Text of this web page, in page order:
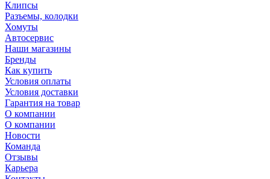
Клипсы
Разъемы, колодки
Хомуты
Автосервис
Наши магазины
Бренды
Как купить
Условия оплаты
Условия доставки
Гарантия на товар
О компании
О компании
Новости
Команда
Отзывы
Карьера